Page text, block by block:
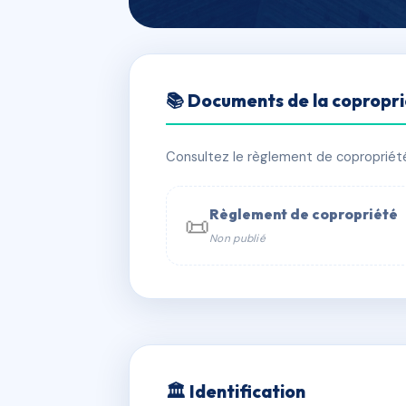
PORTEFAIX I
📍 8 rue de Portefaix 63100
📞 Contacter Syndic Digital
📚 Documents de la
Consultez le règlement de
📜Règlement de copropriété
Non publié
🏛 Identification